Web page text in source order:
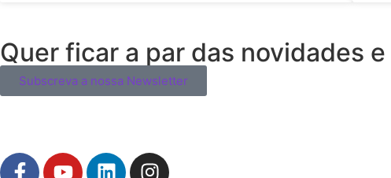
Quer ficar a par das novidades
Subscreva a nossa Newsletter